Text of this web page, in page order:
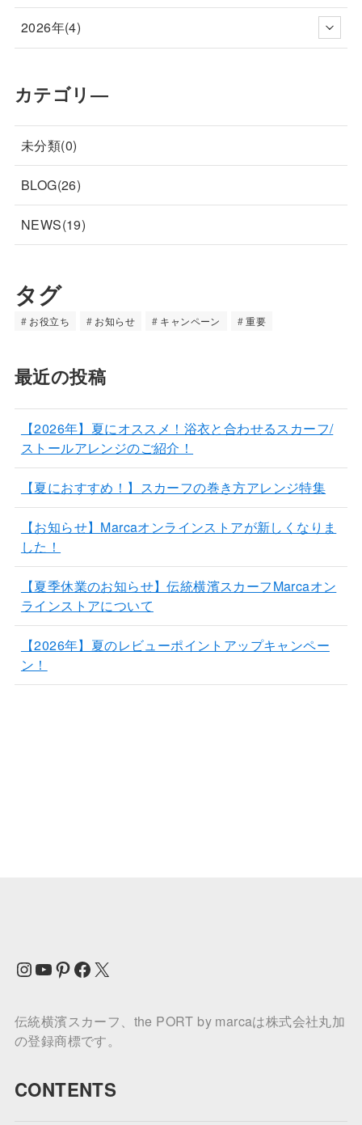
2026年(4)
カテゴリ―
未分類(0)
BLOG(26)
NEWS(19)
タグ
お役立ち お知らせ キャンペーン 重要
最近の投稿
【2026年】夏にオススメ！浴衣と合わせるスカーフ/
ストールアレンジのご紹介！
【夏におすすめ！】スカーフの巻き方アレンジ特集
【お知らせ】Marcaオンラインストアが新しくなりま
した！
【夏季休業のお知らせ】伝統横濱スカーフMarcaオン
ラインストアについて
【2026年】夏のレビューポイントアップキャンペー
ン！
Instagram
YouTube
Pinterest
Facebook
X
伝統横濱スカーフ、the PORT by marcaは株式会社丸加
の登録商標です。
CONTENTS